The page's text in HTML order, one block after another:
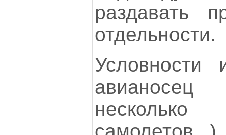
раздавать
отдельности.
Условности